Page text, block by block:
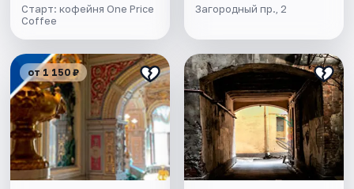
Старт: кофейня One Price
Coffee
Загородный пр., 2
от 1 150 ₽